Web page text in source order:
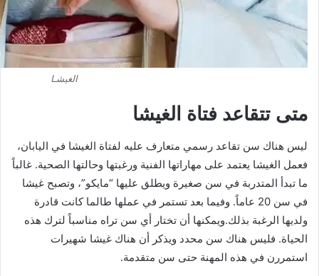
الغيشـا
متى تتقاعد فتاة الغيشا
ليس هناك سن تقاعد رسمي متعارف عليه لفتاة الغيشا في اليابان،
فعمل الغيشا يعتمد على مهاراتها الفنية ورغبتها وحالتها الصحية. غالباً
ما تبدأ المتدربة في سن صغيرة ويطلق عليها “مايكو”، وتصبح غيشا
في سن 20 عاماً. وفيما بعد تستمر في عملها طالما كانت قادرة
ولديها الرغبة بذلك.ويمكنها أن تختار أي سن تراه مناسباً لترك هذه
الحياة. فليس هناك سن محدد ويذكر أن هناك غيشا شهيرات
استمررن في هذه المهنة حتى سن متقدمة.